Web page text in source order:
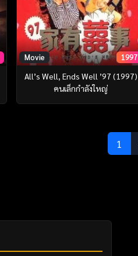
Movie 1997
All’s Well, Ends Well ’97 (1997)
คนเล็กกำลังใหญ่
1